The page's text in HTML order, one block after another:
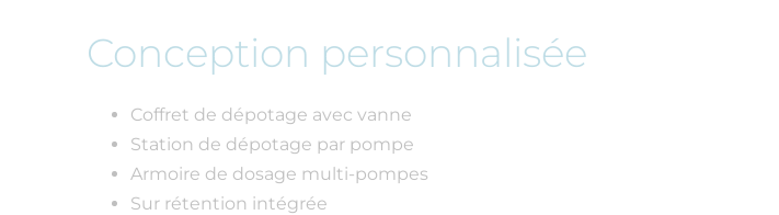
Conception personnalisée
Coffret de dépotage avec vanne
Station de dépotage par pompe
Armoire de dosage multi-pompes
Sur rétention intégrée